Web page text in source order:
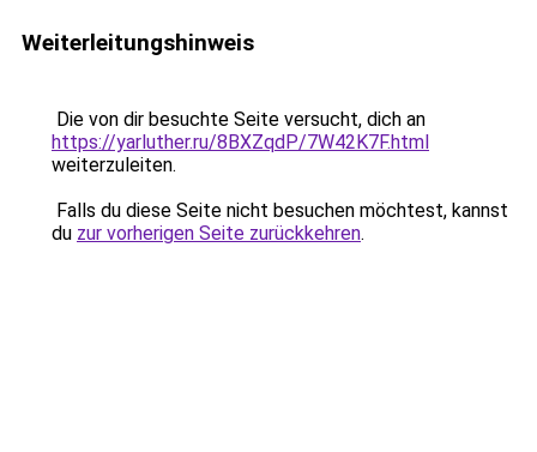
Weiterleitungshinweis
Die von dir besuchte Seite versucht, dich an
https://yarluther.ru/8BXZqdP/7W42K7F.html
weiterzuleiten.
Falls du diese Seite nicht besuchen möchtest, kannst
du zur vorherigen Seite zurückkehren.